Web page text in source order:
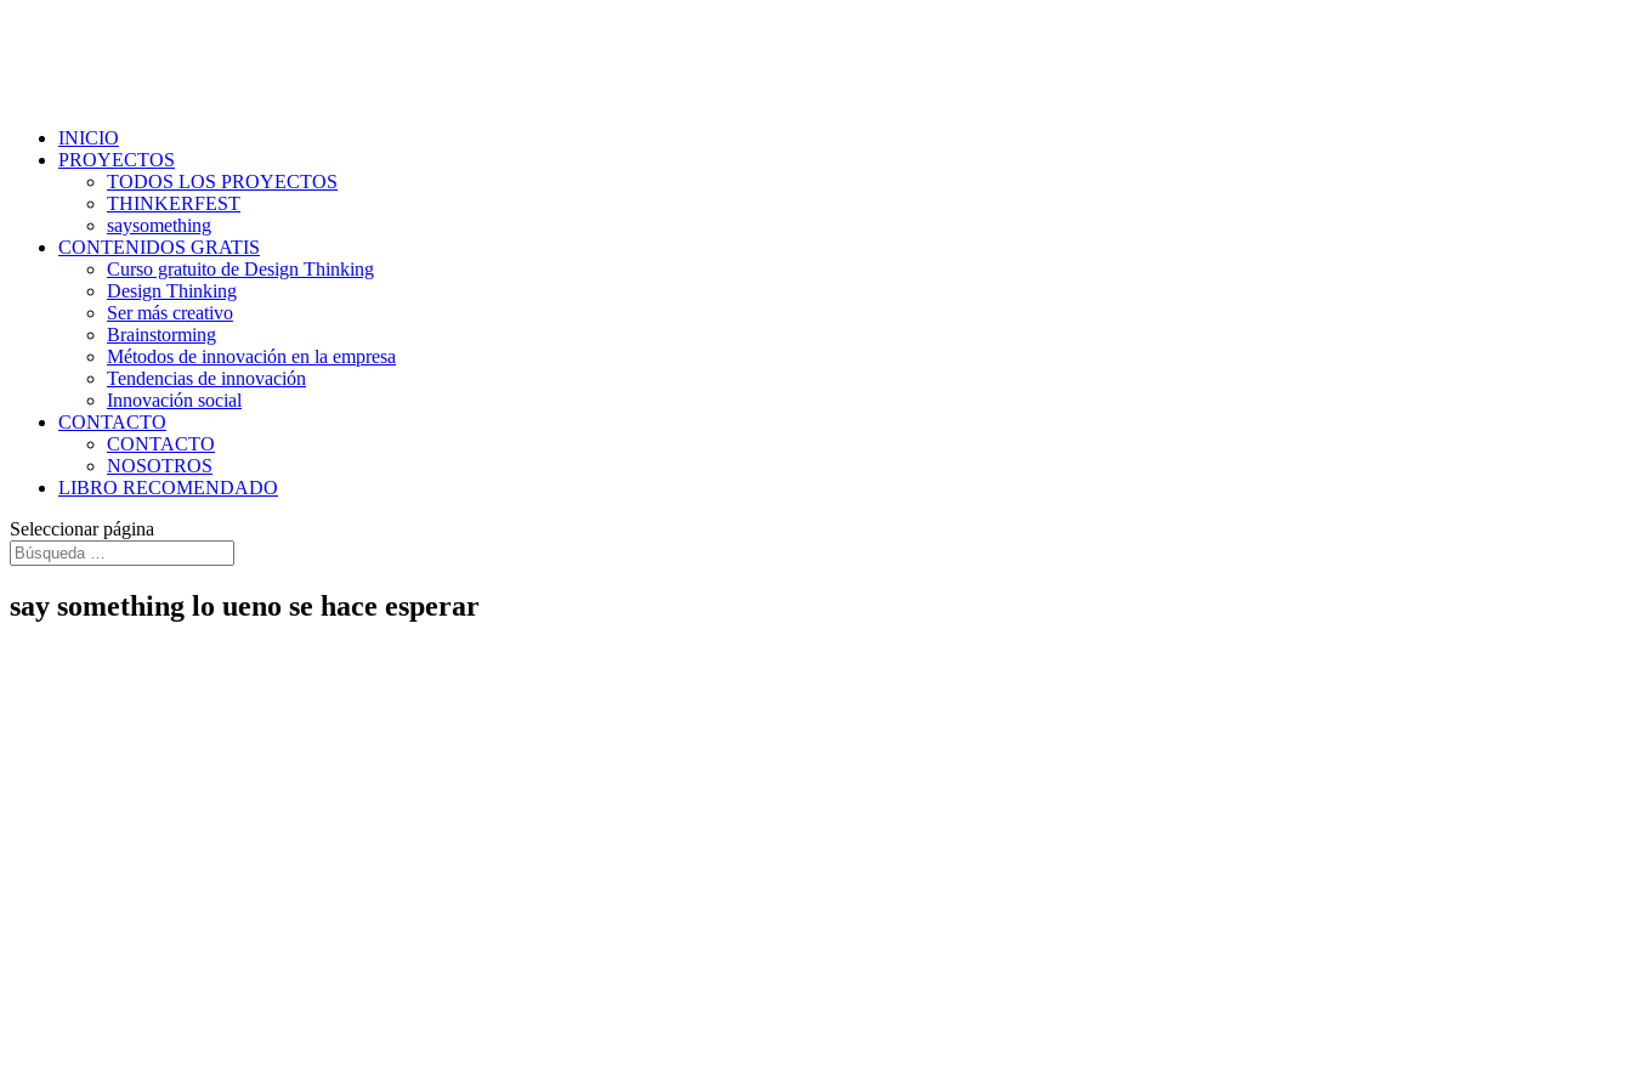
INICIO
PROYECTOS
TODOS LOS PROYECTOS
THINKERFEST
saysomething
CONTENIDOS GRATIS
Curso gratuito de Design Thinking
Design Thinking
Ser más creativo
Brainstorming
Métodos de innovación en la empresa
Tendencias de innovación
Innovación social
CONTACTO
CONTACTO
NOSOTROS
LIBRO RECOMENDADO
Seleccionar página
say something lo ueno se hace esperar